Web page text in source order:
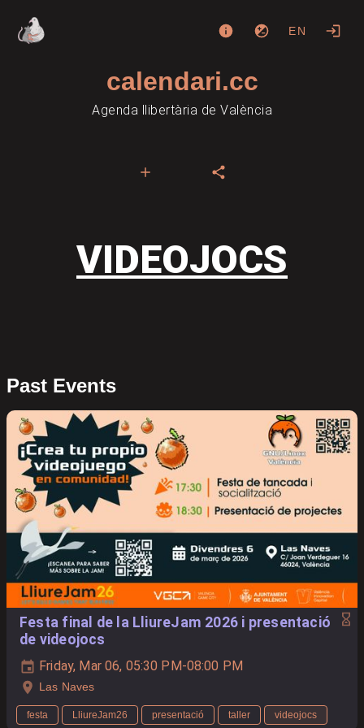
EN
calendari.cc
Agenda llibertària de València
VIDEOJOCS
Past Events
Festa final de la LliureJam 2026 i presentació
de videojocs
Friday, Mar 06, 05:30 PM-08:00 PM
Las Naves
festa LliureJam26 presentació taller videojocs